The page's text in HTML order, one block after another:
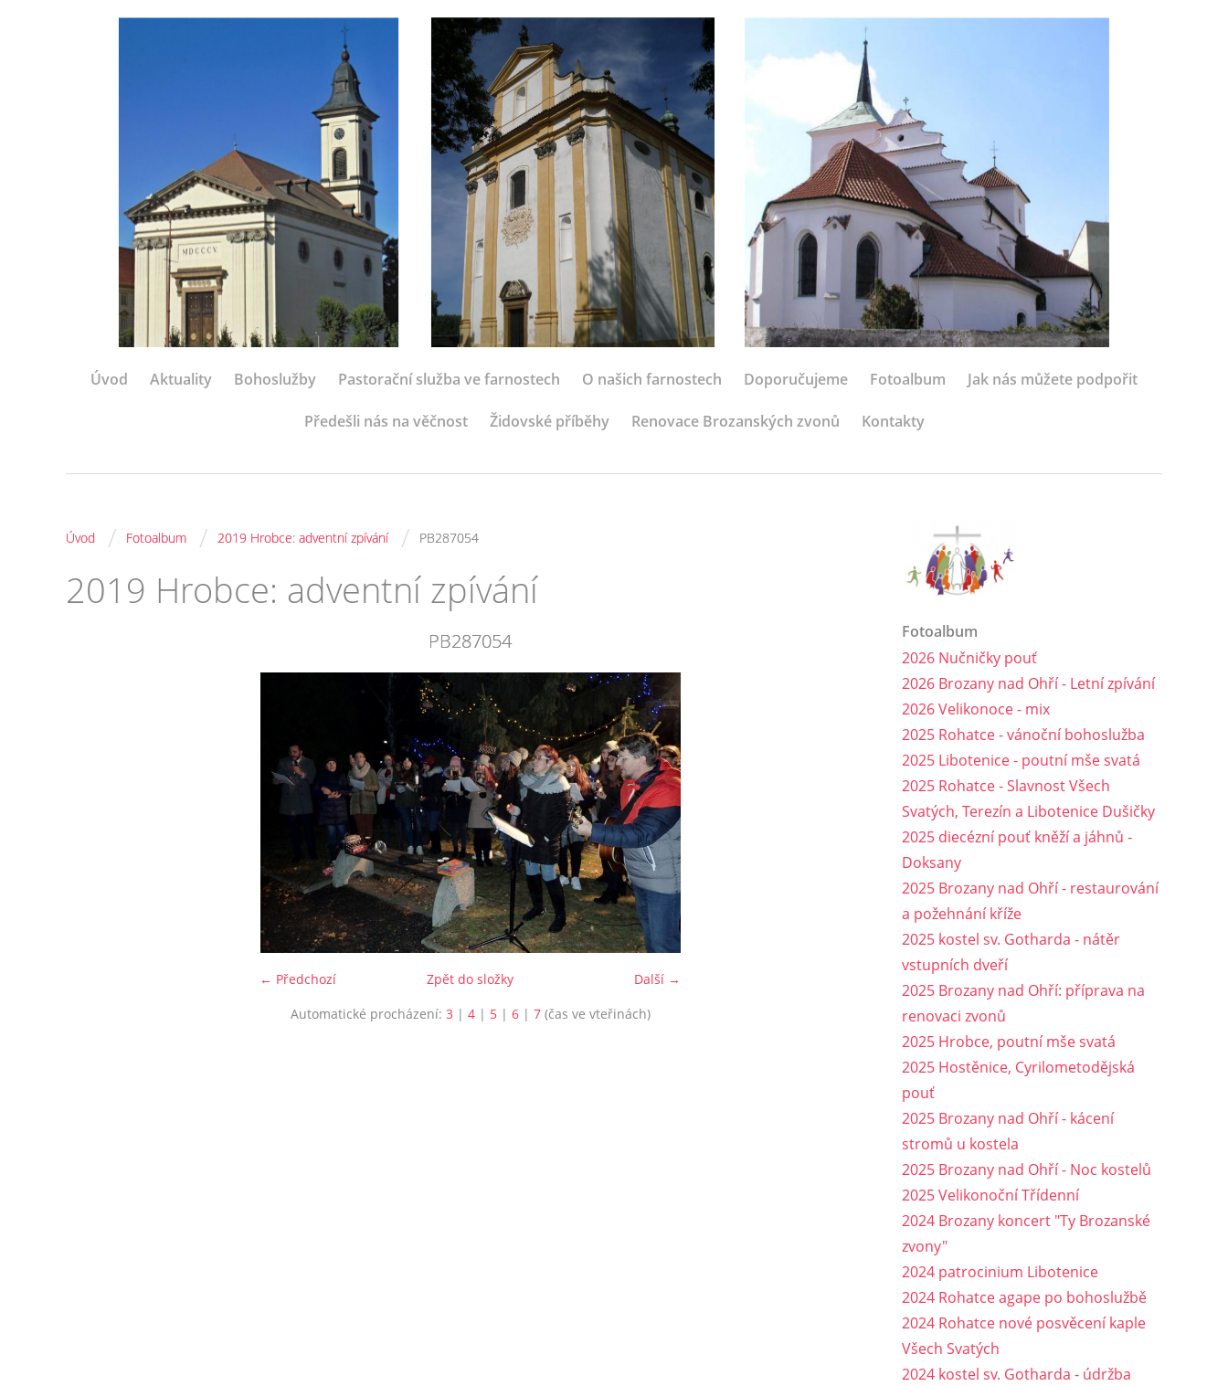
Úvod Aktuality Bohoslužby Pastorační služba ve farnostech O našich farnostech Doporučujeme Fotoalbum Jak nás můžete podpořit
Předešli nás na věčnost Židovské příběhy Renovace Brozanských zvonů Kontakty
Úvod / Fotoalbum / 2019 Hrobce: adventní zpívání / PB287054
2019 Hrobce: adventní zpívání
PB287054
← Předchozí Další →
Zpět do složky
Automatické procházení: 3 | 4| 5| 6| 7(čas ve vteřinách)
Fotoalbum
2026 Nučničky pouť
2026 Brozany nad Ohří - Letní zpívání
2026 Velikonoce - mix
2025 Rohatce - vánoční bohoslužba
2025 Libotenice - poutní mše svatá
2025 Rohatce - Slavnost Všech
Svatých, Terezín a Libotenice Dušičky
2025 diecézní pouť kněží a jáhnů -
Doksany
2025 Brozany nad Ohří - restaurování
a požehnání kříže
2025 kostel sv. Gotharda - nátěr
vstupních dveří
2025 Brozany nad Ohří: příprava na
renovaci zvonů
2025 Hrobce, poutní mše svatá
2025 Hostěnice, Cyrilometodějská
pouť
2025 Brozany nad Ohří - kácení
stromů u kostela
2025 Brozany nad Ohří - Noc kostelů
2025 Velikonoční Třídenní
2024 Brozany koncert "Ty Brozanské
zvony"
2024 patrocinium Libotenice
2024 Rohatce agape po bohoslužbě
2024 Rohatce nové posvěcení kaple
Všech Svatých
2024 kostel sv. Gotharda - údržba